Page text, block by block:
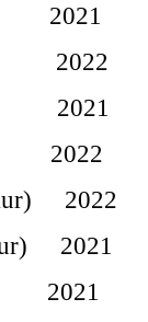
2021
2022
2021